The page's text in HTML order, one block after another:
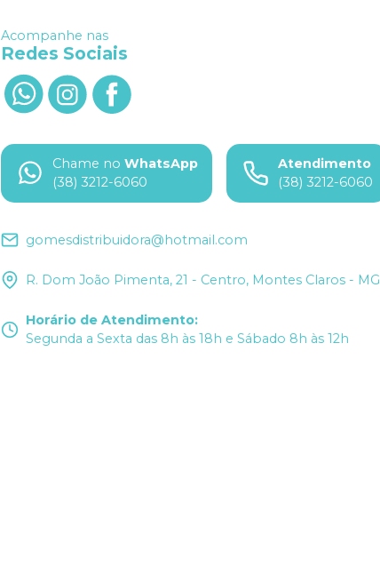
Acompanhe nas
Redes Sociais
Chame no WhatsApp
(38) 3212-6060
Atendimento
(38) 3212-6060
gomesdistribuidora@hotmail.com
R. Dom João Pimenta, 21 - Centro, Montes Claros - MG
Horário de Atendimento:
Segunda a Sexta das 8h às 18h e Sábado 8h às 12h